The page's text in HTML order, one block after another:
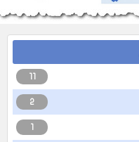
11
2
1